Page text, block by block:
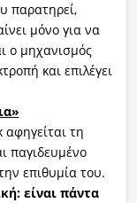
παρατηρεί,
μόνο για να
ο μηχανισμός
και επιλέγει
αφηγείται τη
παγιδευμένο
επιθυμία του.
είναι πάντα